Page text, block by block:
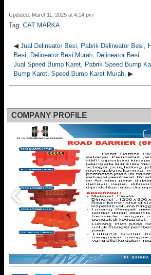
Updated: Maret 11, 2025 at 4:14 pm
Tag: CAT MARKA
◀ Jual Delineator Besi, Pabrik Delineator Besi,
Besi, Delineator Besi Murah, Delineator Besi
Jual Speed Bump Karet, Pabrik Speed Bump
Bump Karet, Speed Bump Karet Murah, ▶
COMPANY PROFILE